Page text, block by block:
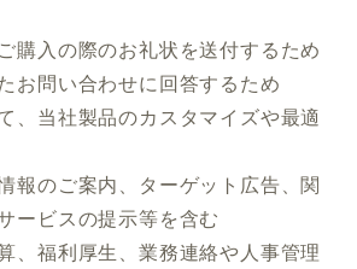
購入の際のお礼状を送付するため
お問い合わせに回答するため
、当社製品のカスタマイズや最適
報のご案内、ターゲット広告、関
ービスの提示等を含む
、福利厚生、業務連絡や人事管理